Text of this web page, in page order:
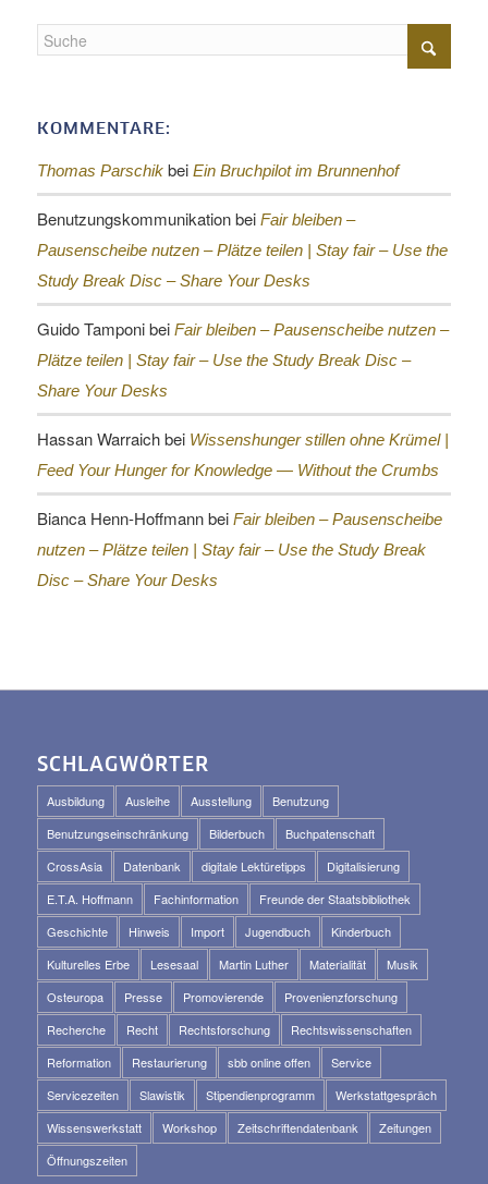
KOMMENTARE:
Thomas Parschikbei Ein Bruchpilot im Brunnenhof
Benutzungskommunikationbei Fair bleiben –
Pausenscheibe nutzen – Plätze teilen | Stay fair – Use the
Study Break Disc – Share Your Desks
Guido Tamponibei Fair bleiben – Pausenscheibe nutzen –
Plätze teilen | Stay fair – Use the Study Break Disc –
Share Your Desks
Hassan Warraichbei Wissenshunger stillen ohne Krümel |
Feed Your Hunger for Knowledge — Without the Crumbs
Bianca Henn-Hoffmannbei Fair bleiben – Pausenscheibe
nutzen – Plätze teilen | Stay fair – Use the Study Break
Disc – Share Your Desks
SCHLAGWÖRTER
Ausbildung Ausleihe Ausstellung
Benutzung
Benutzungseinschränkung
Bilderbuch
Buchpatenschaft
CrossAsia
Datenbank digitale Lektüretipps
Digitalisierung
E.T.A. Hoffmann
Fachinformation
Freunde der Staatsbibliothek
Geschichte
Hinweis Import Jugendbuch
Kinderbuch
Kulturelles Erbe
Lesesaal Martin Luther Materialität
Musik
Osteuropa
Presse Promovierende
Provenienzforschung
Recherche
Recht Rechtsforschung
Rechtswissenschaften
Reformation
Restaurierung sbb online offen
Service
Servicezeiten
Slawistik Stipendienprogramm
Werkstattgespräch
Wissenswerkstatt
Workshop Zeitschriftendatenbank
Zeitungen
Öffnungszeiten